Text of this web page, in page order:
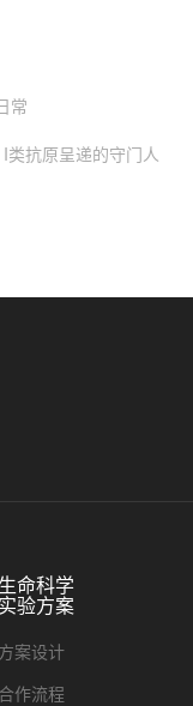
常
类抗原呈递的守门人
生命科学
实验方案
方案设计
合作流程